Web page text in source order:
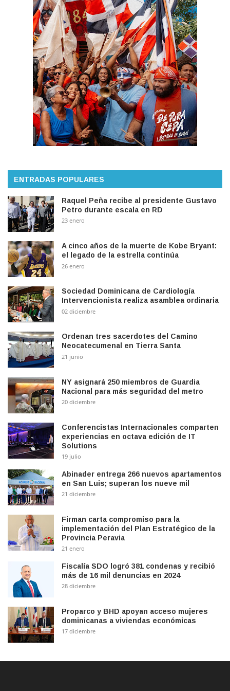
ENTRADAS POPULARES
Raquel Peña recibe al presidente Gustavo
Petro durante escala en RD
23 enero
A cinco años de la muerte de Kobe Bryant:
el legado de la estrella continúa
26 enero
Sociedad Dominicana de Cardiología
Intervencionista realiza asamblea ordinaria
02 diciembre
Ordenan tres sacerdotes del Camino
Neocatecumenal en Tierra Santa
21 junio
NY asignará 250 miembros de Guardia
Nacional para más seguridad del metro
20 diciembre
Conferencistas Internacionales comparten
experiencias en octava edición de IT
Solutions
19 julio
Abinader entrega 266 nuevos apartamentos
en San Luis; superan los nueve mil
21 diciembre
Firman carta compromiso para la
implementación del Plan Estratégico de la
Provincia Peravia
21 enero
Fiscalía SDO logró 381 condenas y recibió
más de 16 mil denuncias en 2024
28 diciembre
Proparco y BHD apoyan acceso mujeres
dominicanas a viviendas económicas
17 diciembre